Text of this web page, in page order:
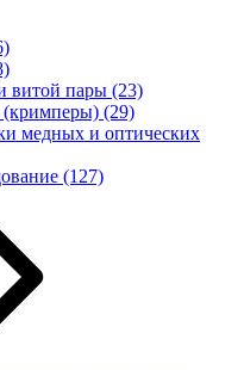
витой пары (23)
(кримперы) (29)
медных и оптических
(127)